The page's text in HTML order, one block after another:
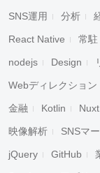
SNS運用 分析
React Native 常駐
nodejs Design
Webディレクション
金融 Kotlin
映像解析 SNSマ
jQuery GitHub